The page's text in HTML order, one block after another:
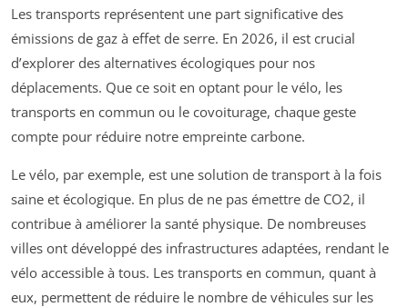
Les transports représentent une part significative des
émissions de gaz à effet de serre. En 2026, il est crucial
d’explorer des alternatives écologiques pour nos
déplacements. Que ce soit en optant pour le vélo, les
transports en commun ou le covoiturage, chaque geste
compte pour réduire notre empreinte carbone.
Le vélo, par exemple, est une solution de transport à la fois
saine et écologique. En plus de ne pas émettre de CO2, il
contribue à améliorer la santé physique. De nombreuses
villes ont développé des infrastructures adaptées, rendant le
vélo accessible à tous. Les transports en commun, quant à
eux, permettent de réduire le nombre de véhicules sur les